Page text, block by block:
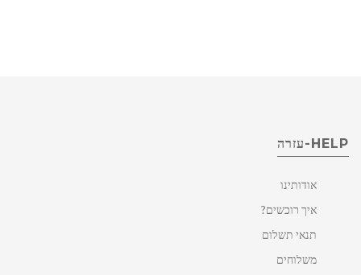
HELP-עזרה
אודותינו
איך רוכשים?
תנאי תשלום
משלוחים